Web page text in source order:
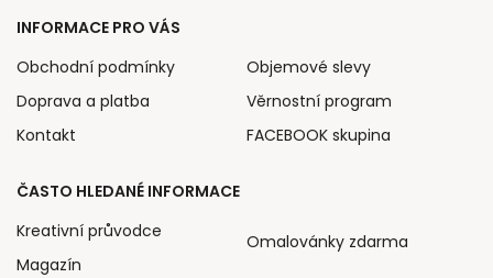
INFORMACE PRO VÁS
Obchodní podmínky
Doprava a platba
Kontakt
Objemové slevy
Věrnostní program
FACEBOOK skupina
ČASTO HLEDANÉ INFORMACE
Kreativní průvodce
Magazín
Omalovánky zdarma